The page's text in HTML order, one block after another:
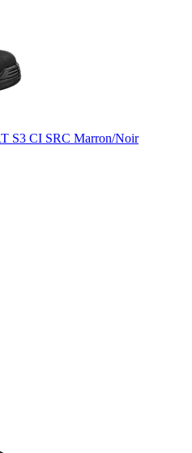
S3 CI SRC Marron/Noir